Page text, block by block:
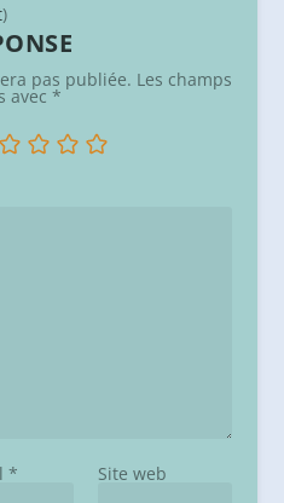
)
pas publiée. Les champs
avec *
* Site web